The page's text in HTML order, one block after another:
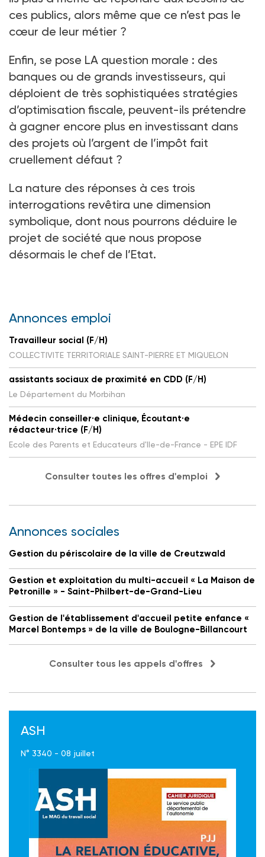
ces publics, alors même que ce n’est pas le
cœur de leur métier ?
Enfin, se pose LA question morale : des
banques ou de grands investisseurs, qui
déploient de très sophistiquées stratégies
d’optimisation fiscale, peuvent-ils prétendre
à gagner encore plus en investissant dans
des projets où l’argent de l’impôt fait
cruellement défaut ?
La nature des réponses à ces trois
interrogations revêtira une dimension
symbolique, dont nous pourrons déduire le
projet de société que nous propose
désormais le chef de l’Etat.
Annonces emploi
Travailleur social (F/H)
COLLECTIVITE TERRITORIALE SAINT-PIERRE ET MIQUELON
assistants sociaux de proximité en CDD (F/H)
Le Département du Morbihan
Médecin conseiller·e clinique, Écoutant·e
rédacteur·trice (F/H)
Ecole des Parents et Educateurs d'Ile-de-France - EPE IDF
Consulter toutes les offres d'emploi
Annonces sociales
Gestion du périscolaire de la ville de Creutzwald
Gestion et exploitation du multi-accueil « La Maison de
Petronille » - Saint-Philbert-de-Grand-Lieu
Gestion de l'établissement d'accueil petite enfance «
Marcel Bontemps » de la ville de Boulogne-Billancourt
Consulter tous les appels d'offres
ASH
N° 3340 - 08 juillet